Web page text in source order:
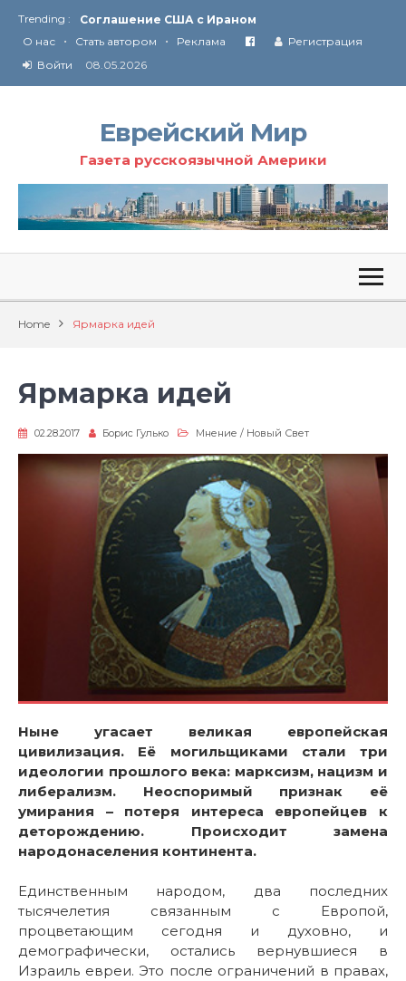
Trending :
Соглашение США с Ираном
Технология Революции в Иране
О нас • Стать автором • Реклама
Регистрация
Войти
08.05.2026
Еврейский Мир
Газета русскоязычной Америки
Home Ярмарка идей
Ярмарка идей
02.28.2017 Борис Гулько Мнение / Новый Свет
Ныне угасает великая европейская
цивилизация. Её могильщиками стали три
идеологии прошлого века: марксизм, нацизм и
либерализм. Неоспоримый признак её
умирания – потеря интереса европейцев к
деторождению. Происходит замена
народонаселения континента.
Единственным народом, два последних
тысячелетия связанным с Европой,
процветающим сегодня и духовно, и
демографически, остались вернувшиеся в
Израиль евреи. Это после ограничений в правах,